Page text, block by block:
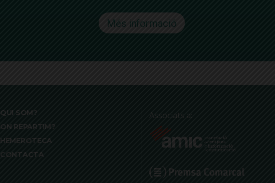
Més informació
QUI SOM?
ON REPARTIM?
HEMEROTECA
CONTACTA
Associats a: